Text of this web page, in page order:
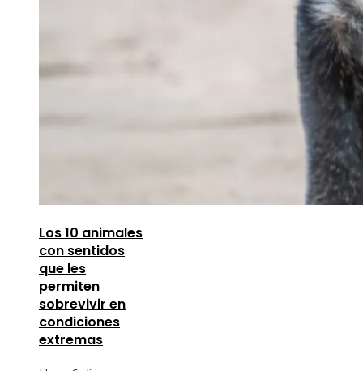
Los 10 animales
con sentidos
que les
permiten
sobrevivir en
condiciones
extremas